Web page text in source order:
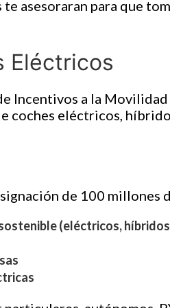
asesoraran para que
Eléctricos
Incentivos a la
coches eléctricos,
de 100 millones
(eléctricos,